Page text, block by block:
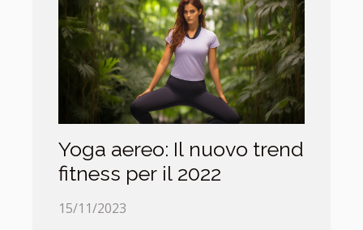
Yoga aereo: Il nuovo trend
fitness per il 2022
15/11/2023